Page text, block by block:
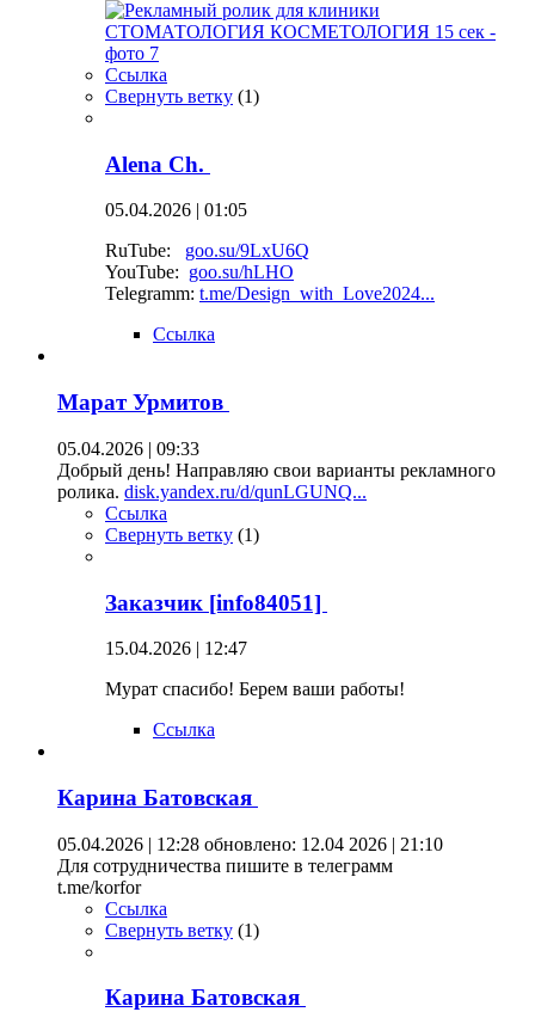
Ссылка
Свернуть ветку (1)
Alena Ch.
05.04.2026 | 01:05
RuTube: goo.su/9LxU6Q
YouTube: goo.su/hLHO
Telegramm: t.me/Design_with_Love2024...
Ссылка
Марат Урмитов
05.04.2026 | 09:33
Добрый день! Направляю свои варианты рекламного
ролика. disk.yandex.ru/d/qunLGUNQ...
Ссылка
Свернуть ветку (1)
Заказчик [info84051]
15.04.2026 | 12:47
Мурат спасибо! Берем ваши работы!
Ссылка
Карина Батовская
05.04.2026 | 12:28 обновлено: 12.04 2026 | 21:10
Для сотрудничества пишите в телеграмм
t.me/korfor
Ссылка
Свернуть ветку (1)
Карина Батовская